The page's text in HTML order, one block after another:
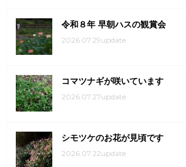
令和８年 早朝ハスの観賞会
2026.07.29update
コマツナギが咲いています
2026.07.27update
シモツケのお花が見頃です
2026.07.22update